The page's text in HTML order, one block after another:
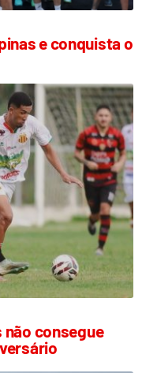
e conquista o
consegue